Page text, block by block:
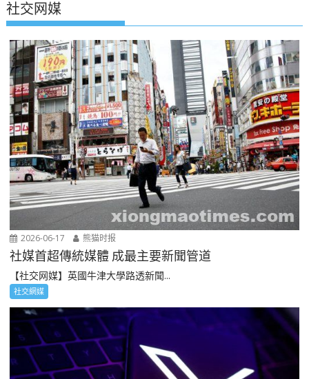
社交网媒
2026-06-17 熊猫时报
社媒首超傳統媒體 成最主要新聞管道
【社交网媒】英國牛津大學路透新聞...
社交網媒